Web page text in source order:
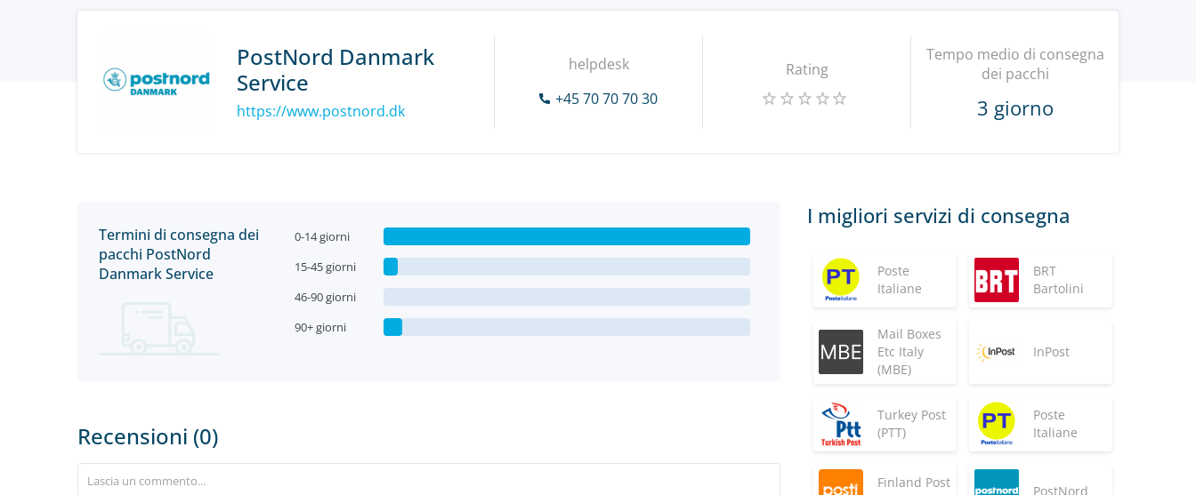
PostNord Danmark
Service
https://www.postnord.dk
helpdesk
+45 70 70 70 30
Rating
Tempo medio di consegna
dei pacchi
3 giorno
Termini di consegna dei
pacchi PostNord
Danmark Service
0-14 giorni
15-45 giorni
46-90 giorni
90+ giorni
Recensioni (0)
I migliori servizi di consegna
Poste
Italiane
BRT
Bartolini
Mail Boxes
Etc Italy
(MBE)
InPost
Turkey Post
(PTT)
Poste
Italiane
Finland Post
PostNord